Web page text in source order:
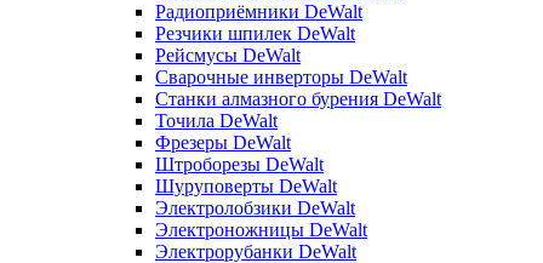
Радиоприёмники DeWalt
Резчики шпилек DeWalt
Рейсмусы DeWalt
Сварочные инверторы DeWalt
Станки алмазного бурения DeWalt
Точила DeWalt
Фрезеры DeWalt
Штроборезы DeWalt
Шуруповерты DeWalt
Электролобзики DeWalt
Электроножницы DeWalt
Электрорубанки DeWalt